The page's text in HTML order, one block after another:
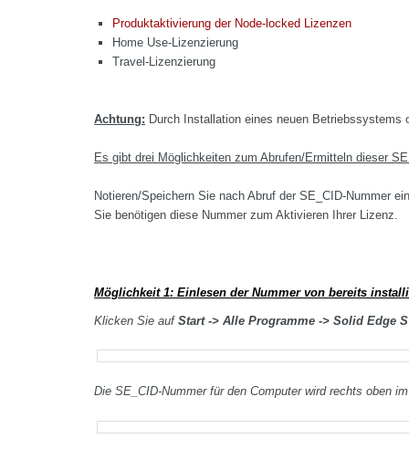
Produktaktivierung der Node-locked Lizenzen
Home Use-Lizenzierung
Travel-Lizenzierung
Achtung: Durch Installation eines neuen Betriebssystems
Es gibt drei Möglichkeiten zum Abrufen/Ermitteln dieser
Notieren/Speichern Sie nach Abruf der SE_CID-Nummer
Sie benötigen diese Nummer zum Aktivieren Ihrer Lizenz.
Möglichkeit 1: Einlesen der Nummer von bereits
Klicken Sie aufStart -> Alle Programme -> Solid Edge
Die SE_CID-Nummer für den Computer wird rechts oben